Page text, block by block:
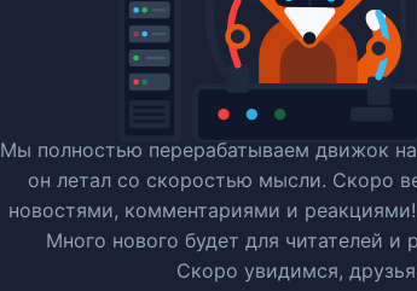
Мы полностью перерабатываем движок
он летал со скоростью мысли. Скоро
новостями, комментариями и
Много нового будет для читателей и
Скоро увидимся,